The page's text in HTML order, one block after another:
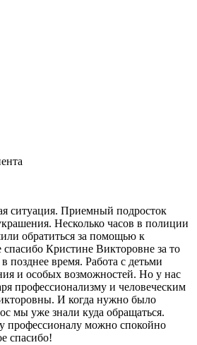
ситуация. Приемный подросток
Несколько часов в полиции
обратиться за помощью к
Кристине Викторовне за то
позднее время. Работа с детьми
и особых возможностей. Но у нас
профессионализму и человеческим
И когда нужно было
мы уже знали куда обращаться.
профессионалу можно спокойно
спасибо!